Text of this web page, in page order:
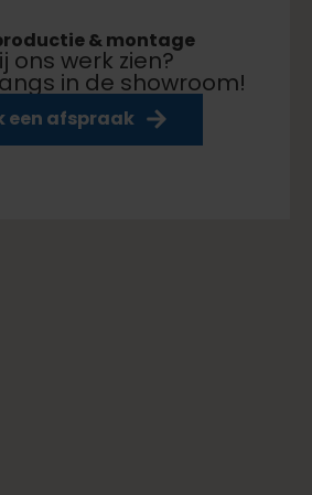
& montage
ons werk zien?
in de showroom!
een afspraak